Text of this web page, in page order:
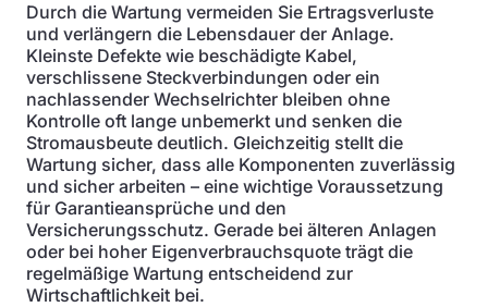
Durch die Wartung vermeiden Sie Ertragsverluste
und verlängern die Lebensdauer der Anlage.
Kleinste Defekte wie beschädigte Kabel,
verschlissene Steckverbindungen oder ein
nachlassender Wechselrichter bleiben ohne
Kontrolle oft lange unbemerkt und senken die
Stromausbeute deutlich. Gleichzeitig stellt die
Wartung sicher, dass alle Komponenten zuverlässig
und sicher arbeiten – eine wichtige Voraussetzung
für Garantieansprüche und den
Versicherungsschutz. Gerade bei älteren Anlagen
oder bei hoher Eigenverbrauchsquote trägt die
regelmäßige Wartung entscheidend zur
Wirtschaftlichkeit bei.